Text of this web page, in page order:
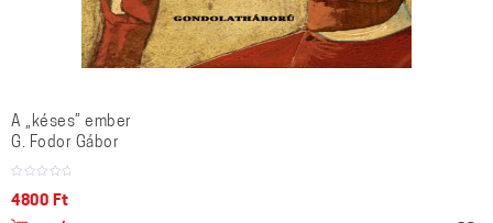
A „késes” ember
G. Fodor Gábor
4800 Ft